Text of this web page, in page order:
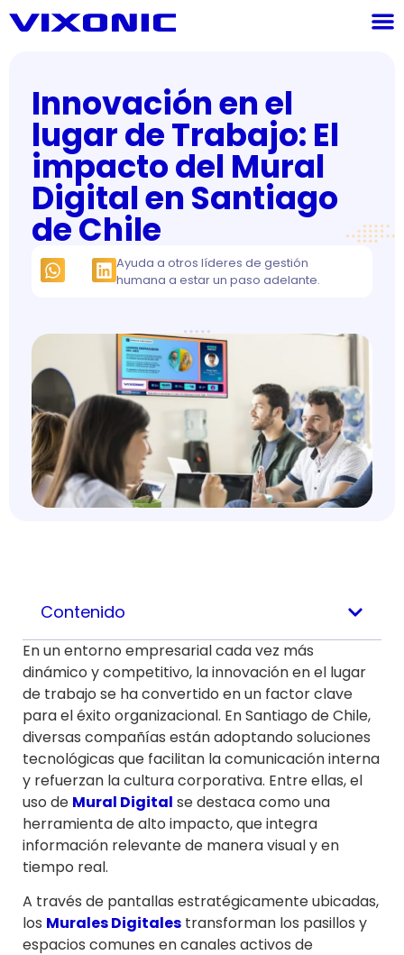
Innovación en el
lugar de Trabajo: El
impacto del Mural
Digital en Santiago
de Chile
Ayuda a otros líderes de gestión
humana a estar un paso adelante.
Contenido
En un entorno empresarial cada vez más
dinámico y competitivo, la innovación en el lugar
de trabajo se ha convertido en un factor clave
para el éxito organizacional. En Santiago de Chile,
diversas compañías están adoptando soluciones
tecnológicas que facilitan la comunicación interna
y refuerzan la cultura corporativa. Entre ellas, el
uso de Mural Digital se destaca como una
herramienta de alto impacto, que integra
información relevante de manera visual y en
tiempo real.
A través de pantallas estratégicamente ubicadas,
los Murales Digitales transforman los pasillos y
espacios comunes en canales activos de